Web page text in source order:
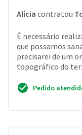
Alícia contratou
É necessário
que possamos
precisarei de um
topográfico do
Pedido